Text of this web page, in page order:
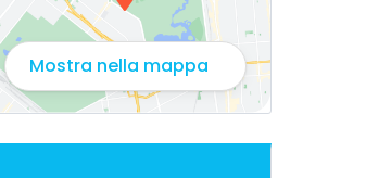
Mostra nella mappa